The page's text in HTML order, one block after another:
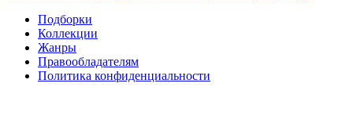
Подборки
Коллекции
Жанры
Правообладателям
Политика конфиденциальности